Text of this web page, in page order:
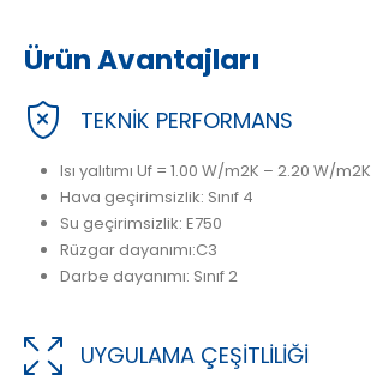
Ürün Avantajları
TEKNİK PERFORMANS
Isı yalıtımı Uf = 1.00 W/m2K – 2.20 W/m2K
Hava geçirimsizlik: Sınıf 4
Su geçirimsizlik: E750
Rüzgar dayanımı:C3
Darbe dayanımı: Sınıf 2
UYGULAMA ÇEŞİTLİLİĞİ